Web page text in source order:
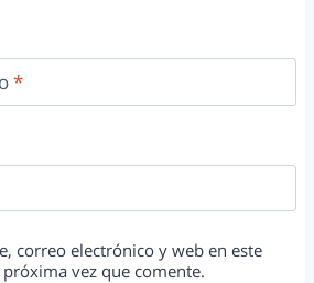
*
correo electrónico y web en este
vez que comente.